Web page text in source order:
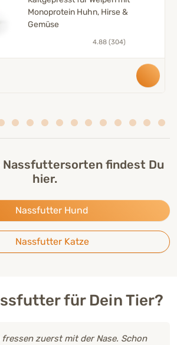
Monoprotein Huhn, Hirse &
Gemüse
4.88 (304)
Nassfuttersorten findest Du
hier.
Nassfutter Hund
Nassfutter Katze
für Dein Tier?
fressen zuerst mit der Nase. Schon